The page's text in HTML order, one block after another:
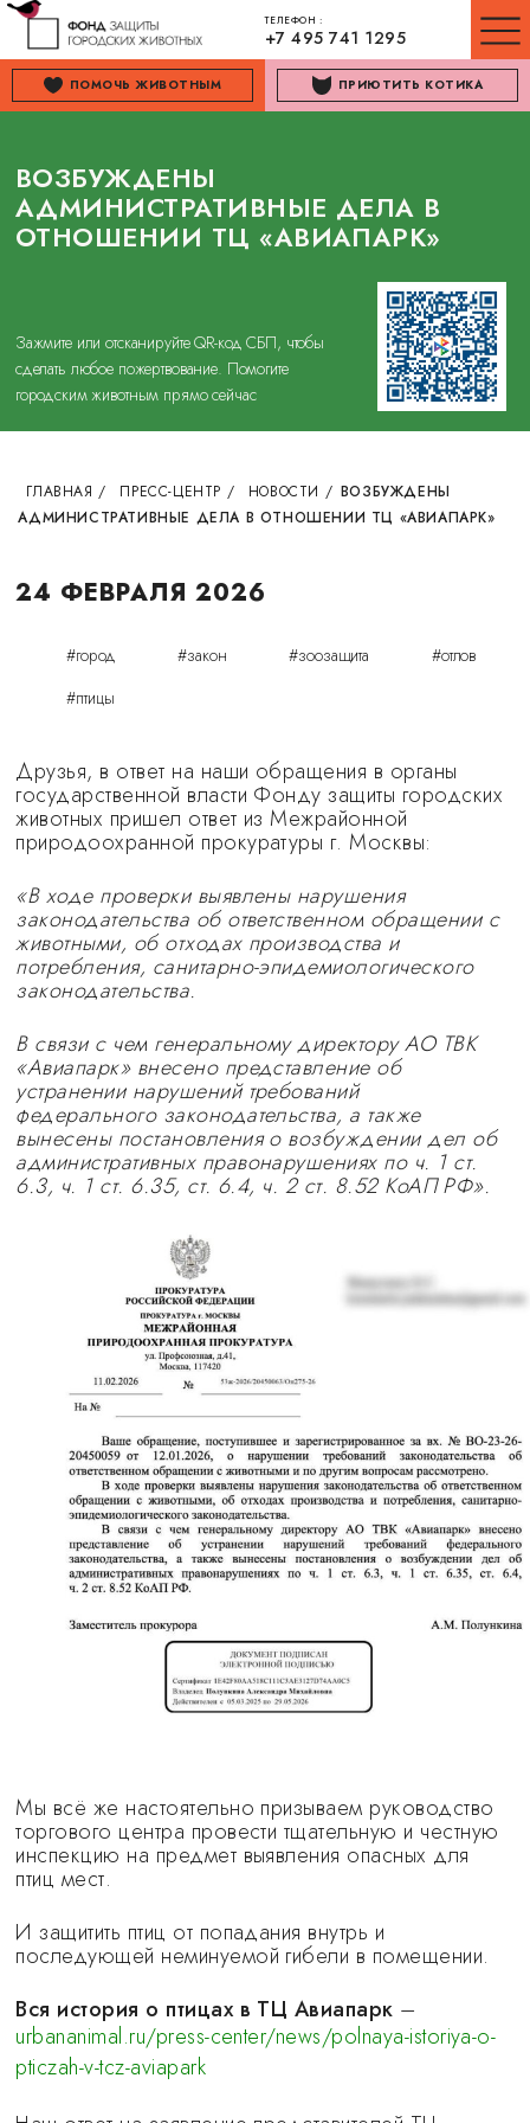
ТЕЛЕФОН :
+7 495 741 1295
ПОМОЧЬ ЖИВОТНЫМ ПРИЮТИТЬ КОТИКА
ВОЗБУЖДЕНЫ
АДМИНИСТРАТИВНЫЕ ДЕЛА В
ОТНОШЕНИИ ТЦ «АВИАПАРК»
Зажмите или отсканируйте QR-код СБП, чтобы
сделать любое пожертвование. Помогите
городским животным прямо сейчас
ГЛАВНАЯ / ПРЕСС-ЦЕНТР / НОВОСТИ / ВОЗБУЖДЕНЫ
АДМИНИСТРАТИВНЫЕ ДЕЛА В ОТНОШЕНИИ ТЦ «АВИАПАРК»
24 ФЕВРАЛЯ 2026
#город #закон #зоозащита
#отлов
#птицы
Друзья, в ответ на наши обращения в органы
государственной власти Фонду защиты городских
животных пришел ответ из Межрайонной
природоохранной прокуратуры г. Москвы:
«В ходе проверки выявлены нарушения
законодательства об ответственном обращении с
животными, об отходах производства и
потребления, санитарно-эпидемиологического
законодательства.
В связи с чем генеральному директору АО ТВК
«Авиапарк» внесено представление об
устранении нарушений требований
федерального законодательства, а также
вынесены постановления о возбуждении дел об
административных правонарушениях по ч. 1 ст.
6.3, ч. 1 ст. 6.35, ст. 6.4, ч. 2 ст. 8.52 КоАП РФ».
Мы всё же настоятельно призываем руководство
торгового центра провести тщательную и честную
инспекцию на предмет выявления опасных для
птиц мест.
И защитить птиц от попадания внутрь и
последующей неминуемой гибели в помещении.
Вся история о птицах в ТЦ Авиапарк –
urbananimal.ru/press-center/news/polnaya-istoriya-o-
pticzah-v-tcz-aviapark